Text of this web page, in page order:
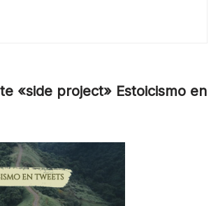
«side project» Estoicismo en